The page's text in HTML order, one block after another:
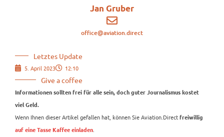
Jan Gruber
office@aviation.direct
Letztes Update
5. April 2023 12:10
Give a coffee
Informationen sollten frei für alle sein, doch guter Journalismus kostet
viel Geld.
Wenn Ihnen dieser Artikel gefallen hat, können Sie Aviation.Direct freiwillig
auf eine Tasse Kaffee einladen